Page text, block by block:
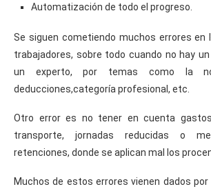
Automatización de todo el progreso.
Se siguen cometiendo muchos errores en
trabajadores, sobre todo cuando no hay
un experto, por temas como la
deducciones,categoría profesional, etc.
Otro error es no tener en cuenta
transporte, jornadas reducidas o
retenciones, donde se aplican mal los
Muchos de estos errores vienen dados